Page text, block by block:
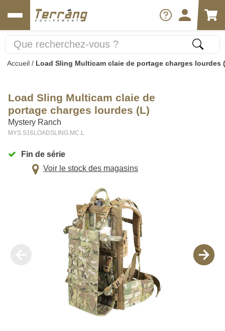
Accueil / Load Sling Multicam claie de portage charges lourdes
Load Sling Multicam claie de
portage charges lourdes (L)
Mystery Ranch
MYS.S16LOADSLING.MC.L
Fin de série
Voir le stock des magasins